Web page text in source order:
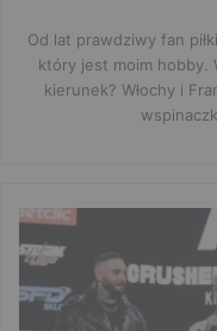
Od lat prawdziwy fan
który jest moim hobby.
kierunek? Włochy i